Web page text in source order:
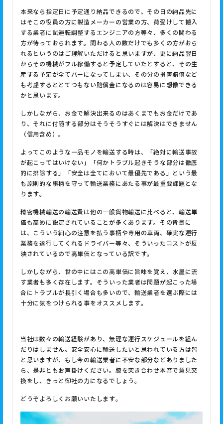
本来なら指定日に予定通り納品できるので、その日の納品先に
はそこの役員の方に製造メーカーの営業の方、荷受けして搬入
する業者に試運転調整するエンジニアの方等々、多くの関わる
方が待っておられます。関わる人の数だけでも多くの方がおら
れるというのはご理解いただけると思いますが、更に納品翌日
からその機械がフル稼働すると予定していたとすると、その生
産する予定が全てパーになってしまい、その分の損害賠償など
も考慮するととてつもない賠償金になるのは容易に想像できる
かと思います。
しかしながら、お金で解決出来るのはあくまでもお金だけであ
り、それに付随する部分はそうそうすぐには解決はできません
（信用含め）。
よってこのような一品モノを輸送する時は、「絶対に輸送事故
が起こってはいけない」「何かトラブル起きそうな部分は徹底
的に排除する」「安全は全てにおいて最優先である」という最
も原則的な事柄を守って輸送業務にあたる事が最重要課題とな
ります。
精密機械輸送の輸送費は他の一般貨物輸送に比べると、輸送単
価も高めに設定されていることが多くあります。その背景に
は、こういう細心の注意を払う事柄や専用の車両、確実な運行
業務を遂行してくれるドライバー等々、そういったコストが反
映されているので高単価となっている訳です。
しかしながら、世の中にはこの高単価に旨味を覚え、水屋に流
す業者も多く存在します。そういった業者は問題が起こった場
合にトラブルが長引く場合も多いので、輸送業者を選ぶ際には
十分に気をつけられる事をオススメします。
当社は数々の輸送経験があり、無理な運行スケジュールを組ん
だりはしません。安全安心に輸送したいと思われている方は皆
と思いますが、もし今の輸送業者に不安な部分などありました
ら、是非ともお声掛けください。膝を突き合わせ本音で意見交
換をし、きっと御社の力になるでしょう。
どうぞよろしくお願いいたします。